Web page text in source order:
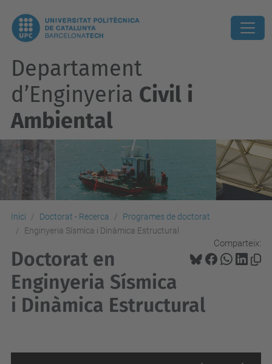
Departament
d’Enginyeria Civil i
Ambiental
Inici Doctorat - Recerca
Programes de doctorat
Enginyeria Sísmica i Dinàmica Estructural
Comparteix:
Doctorat en
Enginyeria Sísmica
i Dinàmica Estructural